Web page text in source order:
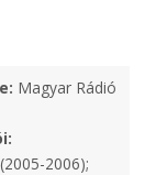
Magyar Rádió
2006);